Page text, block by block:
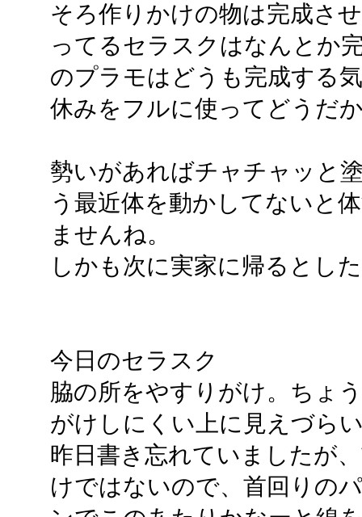
そろ作りかけの物は完成さ
ってるセラスクはなんとか
のプラモはどうも完成する
休みをフルに使ってどうだ
勢いがあればチャチャッと
う最近体を動かしてないと
ませんね。
しかも次に実家に帰るとし
今日のセラスク
脇の所をやすりがけ。ちょ
がけしにくい上に見えづら
昨日書き忘れていましたが
けではないので、首回りの